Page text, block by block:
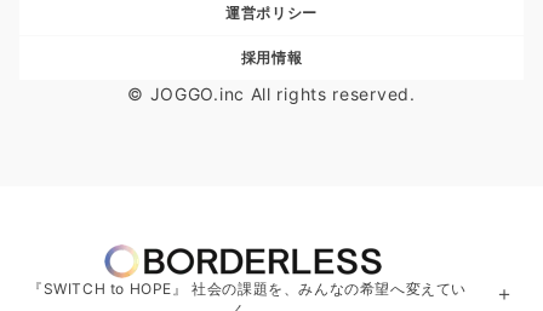
運営ポリシー
採用情報
© JOGGO.inc All rights reserved.
『SWITCH to HOPE』 社会の課題を、みんなの希望へ変えてい
＋